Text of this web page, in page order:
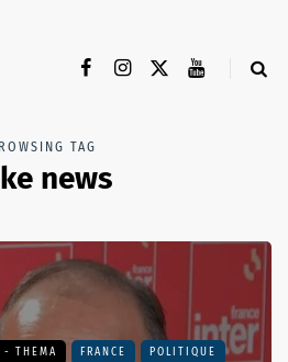
TAG
news
- THEMA FRANCE POLITIQUE